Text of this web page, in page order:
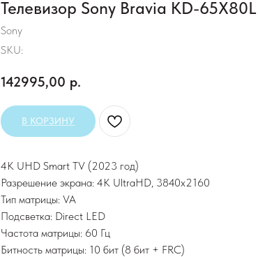
Телевизор Sony Bravia KD-65X80L
Sony
SKU:
142995,00 р.
В КОРЗИНУ
4K UHD Smart TV (2023 год)
Разрешение экрана: 4K UltraHD, 3840х2160
Тип матрицы: VA
Подсветка: Direct LED
Частота матрицы: 60 Гц
Битность матрицы: 10 бит (8 бит + FRC)